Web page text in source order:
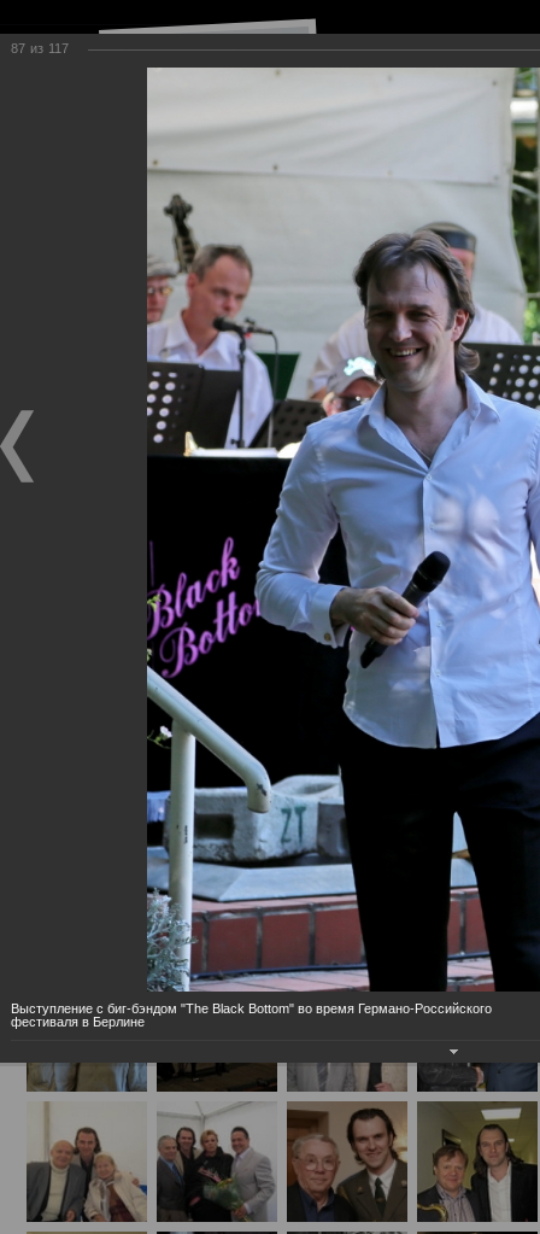
Навигация по сайту
Концертные (на сцене и за кулисами)
87 из 117
Выступление с биг-бэндом "The Black Bottom" во время Германо-Российского
фестиваля в Берлине